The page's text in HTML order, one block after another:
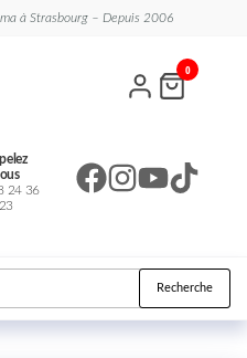
à Strasbourg – Depuis 2006
24 36
23
0
Recherche